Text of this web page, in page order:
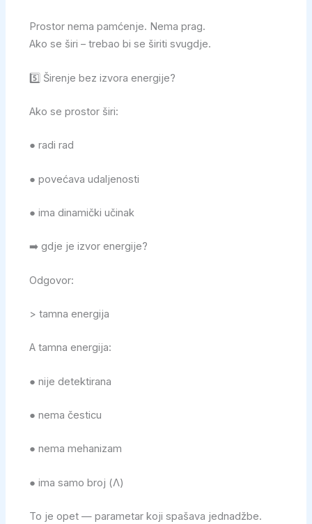
Prostor nema pamćenje. Nema prag.
Ako se širi – trebao bi se širiti svugdje.
5️⃣ Širenje bez izvora energije?
Ako se prostor širi:
● radi rad
● povećava udaljenosti
● ima dinamički učinak
➡️ gdje je izvor energije?
Odgovor:
> tamna energija
A tamna energija:
● nije detektirana
● nema česticu
● nema mehanizam
● ima samo broj (Λ)
To je opet — parametar koji spašava jednadžbe.